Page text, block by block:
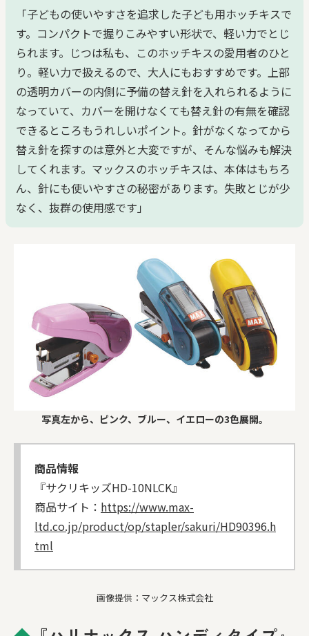
「子どもの使いやすさを追求した子ども用ホッチキスで
す。コンパクトで握りこみやすい形状で、軽い力でとじ
られます。じつは私も、このホッチキスの愛用者のひと
り。軽い力で扱えるので、大人にもおすすめです。上部
の透明カバーの内側に予備の替え針を入れられるように
なっていて、カバーを開けなくても替え針の有無を確認
できるところもうれしいポイント。針がなくなってから
替え針を探すのは意外と大変ですが、そんな悩みも解決
してくれます。マックスのホッチキスは、本体はもちろ
ん、針にも使いやすさの秘密があります。失敗とじが少
なく、抜群の使用感です」
写真左から、ピンク、ブルー、イエローの3色展開。
商品情報
『サクリキッズHD-10NLCK』
商品サイト： https://www.max-
ltd.co.jp/product/op/stapler/sakuri/HD90396.h
tml
画像提供：マックス株式会社